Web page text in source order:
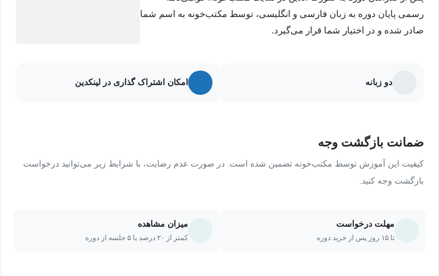
بخش توان و رادیکال نیز تمامی قوانین و روش‌های حل مسائل به‌صورت مفهومی و کاربردی تدریس خواهد شد.
آموزش کامل و مفهومی تمامی مباحث پایه ریاضی کنکور
آموزش نکات کلیدی و پرتکرار کنکور سراسری
ارائه تکنیک‌های تست‌زنی و روش‌های حل سریع
بررسی و تحلیل سؤالات منتخب و استاندارد کنکور
معرفی خطاهای رایج دانش‌آموزان و راه‌های جلوگیری از آن‌ها
رسمی پایان دوره به زبان فارسی و انگلیسی، توسط مکتب‌خونه به اسم شما
صادر شده و در اختیار شما قرار می‌گیرد.
امکان اشتراک گذاری در لینکدین دو زبانه
ضمانت بازگشت وجه
کیفیت این آموزش توسط مکتب‌خونه تضمین شده است. در صورت عدم رضایت، با شرایط زیر می‌توانید درخواست
بازگشت وجه کنید.
مهلت درخواست
تا ۱۵ روز پس از خرید دوره
میزان مشاهده
کمتر از ۲۰ درصد یا ۵ جلسه از دوره